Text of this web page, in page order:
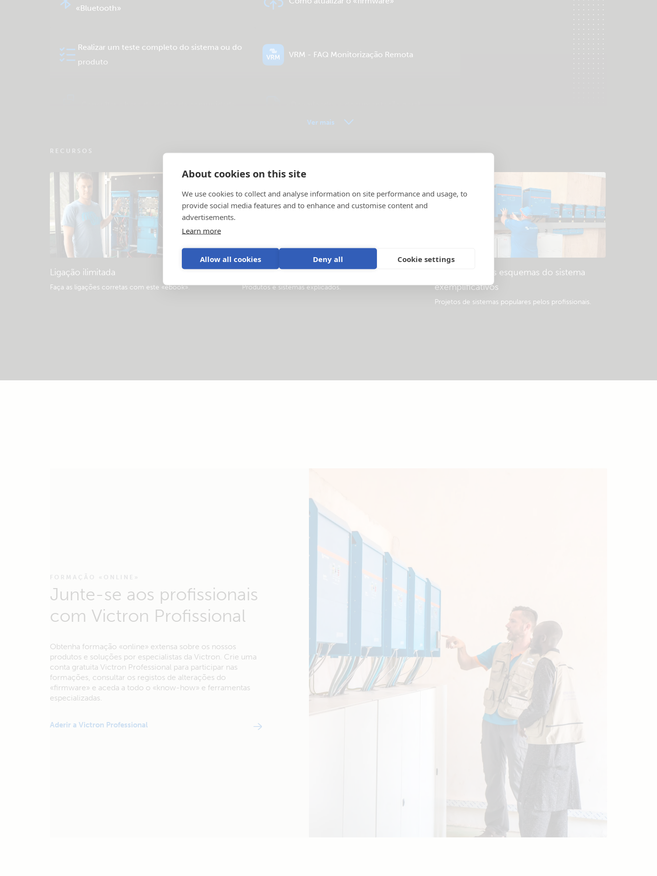
About cookies on this site
We use cookies to collect and analyse information on site performance and usage, to
provide social media features and to enhance and customise content and
advertisements.
Learn more
Allow all cookies Deny all Cookie settings
«Bluetooth»
Realizar um teste completo do sistema ou do
produto
VRM - FAQ Monitorização Remota
Ver mais
RECURSOS
Ligação ilimitada
Faça as ligações corretas com este «ebook».
Vídeos tutoriais
Produtos e sistemas explicados.
Descarregue os esquemas do sistema
exemplificativos
Projetos de sistemas populares pelos profissionais.
FORMAÇÃO «ONLINE»
Junte-se aos profissionais
com Victron Profissional
Obtenha formação «online» extensa sobre os nossos
produtos e soluções por especialistas da Victron. Crie uma
conta gratuita Victron Professional para participar nas
formações, consultar os registos de alterações do
«firmware» e aceda a todo o «know-how» e ferramentas
especializadas.
Aderir a Victron Professional